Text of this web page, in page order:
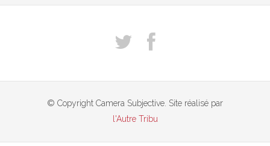
© Copyright Camera Subjective. Site réalisé par
l'Autre Tribu